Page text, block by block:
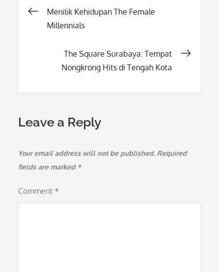
Post
Menilik Kehidupan The Female
Millennials
The Square Surabaya: Tempat
Nongkrong Hits di Tengah Kota
Leave a Reply
Your email address will not be published. Required
fields are marked *
Comment *